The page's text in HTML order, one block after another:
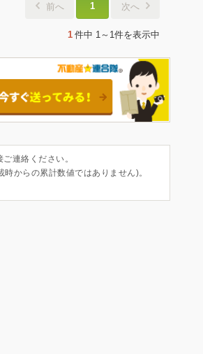
前へ 1 次へ
1 件中 1～1件を表示中
連絡ください。
からの累計数値ではありません)。